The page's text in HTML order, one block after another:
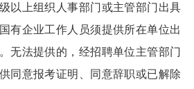
以上组织人事部门或主管部门出具
有企业工作人员须提供所在单位出
无法提供的，经招聘单位主管部门
同意报考证明、同意辞职或已解除